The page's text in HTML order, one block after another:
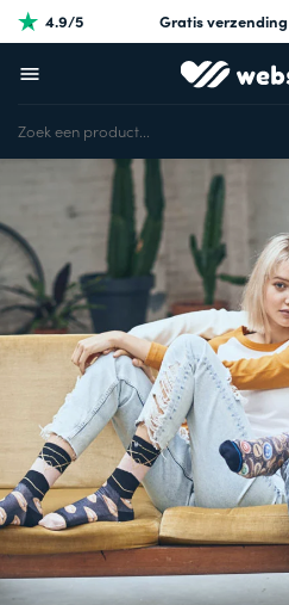
4.9/5 Gratis verzending